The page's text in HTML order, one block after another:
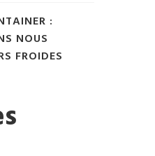
:
NOUS
FROIDES